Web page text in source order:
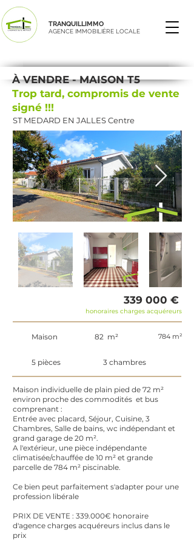
TRANQUILLIMMO
AGENCE IMMOBILIÈRE LOCALE
À VENDRE - MAISON T5
Trop tard, compromis de vente
signé !!!
ST MEDARD EN JALLES Centre
339 000 €
honoraires charges acquéreurs
Maison 82 m² 784 m²
5 pièces 3 chambres
Maison individuelle de plain pied de 72 m²
environ proche des commodités et bus
comprenant :
Entrée avec placard, Séjour, Cuisine, 3
Chambres, Salle de bains, wc indépendant et
grand garage de 20 m².
A l'extérieur, une pièce indépendante
climatisée/chauffée de 10 m² et grande
parcelle de 784 m² piscinable.
Ce bien peut parfaitement s'adapter pour une
profession libérale
PRIX DE VENTE : 339.000€ honoraire
d'agence charges acquéreurs inclus dans le
prix